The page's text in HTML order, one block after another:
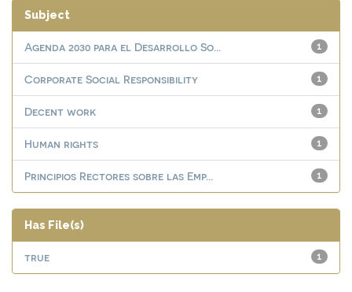
Subject
1
Agenda 2030 para el Desarrollo So...
1
Corporate Social Responsibility
1
Decent work
1
Human rights
1
Principios Rectores sobre las Emp...
Has File(s)
1
true